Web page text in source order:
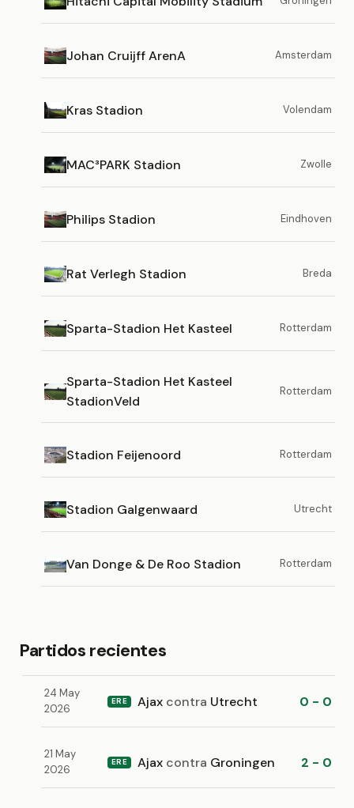
Johan Cruijff ArenA Amsterdam
Kras Stadion Volendam
MAC³PARK Stadion Zwolle
Philips Stadion Eindhoven
Rat Verlegh Stadion Breda
Sparta-Stadion Het Kasteel Rotterdam
Sparta-Stadion Het Kasteel
StadionVeld
Rotterdam
Stadion Feijenoord Rotterdam
Stadion Galgenwaard Utrecht
Van Donge & De Roo Stadion Rotterdam
Partidos recientes
24 May
2026
ERE Ajax contra Utrecht 0 - 0
21 May
2026
ERE Ajax contra Groningen 2 - 0